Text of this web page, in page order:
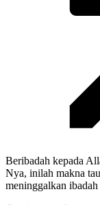
Beribadah kepada
Nya, inilah makna
meninggalkan